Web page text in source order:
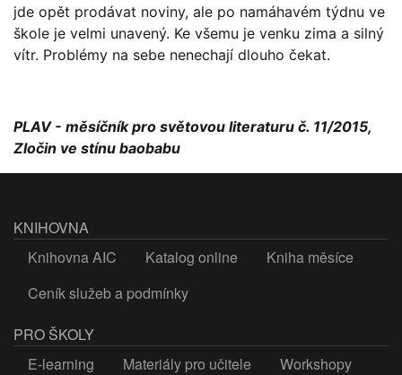
jde opět prodávat noviny, ale po namáhavém týdnu ve
škole je velmi unavený. Ke všemu je venku zima a silný
vítr. Problémy na sebe nenechají dlouho čekat.
PLAV - měsíčník pro světovou literaturu č. 11/2015,
Zločin ve stínu baobabu
KNIHOVNA
Knihovna AIC
Katalog online
Kniha měsíce
Ceník služeb a podmínky
PRO ŠKOLY
E-learning
Materiály pro učitele
Workshopy